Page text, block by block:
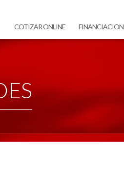
COTIZAR ONLINE FINANCIACION